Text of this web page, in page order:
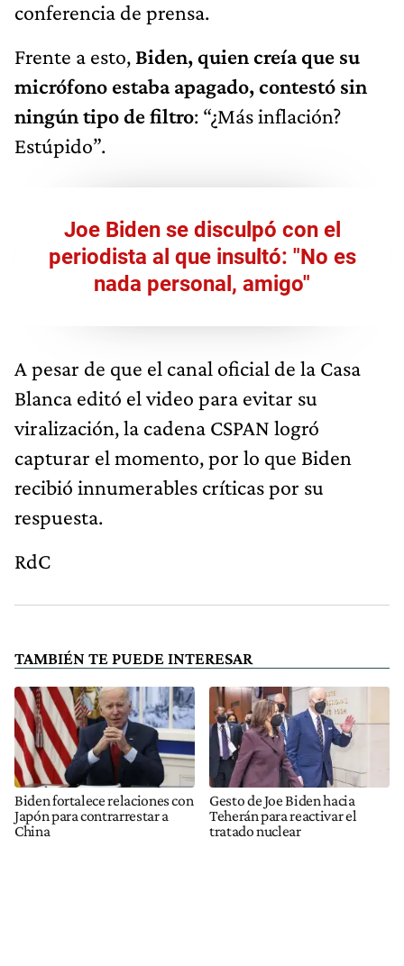
conferencia de prensa.
Frente a esto, Biden, quien creía que su
micrófono estaba apagado, contestó sin
ningún tipo de filtro: “¿Más inflación?
Estúpido”.
Joe Biden se disculpó con el
periodista al que insultó: "No es
nada personal, amigo"
A pesar de que el canal oficial de la Casa
Blanca editó el video para evitar su
viralización, la cadena CSPAN logró
capturar el momento, por lo que Biden
recibió innumerables críticas por su
respuesta.
RdC
TAMBIÉN TE PUEDE INTERESAR
Biden fortalece relaciones con
Japón para contrarrestar a
China
Gesto de Joe Biden hacia
Teherán para reactivar el
tratado nuclear